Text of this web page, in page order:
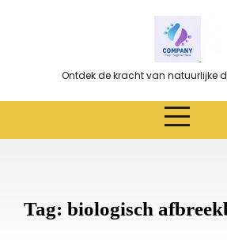
Ontdek de kracht van natuurlijke
Tag: biologisch